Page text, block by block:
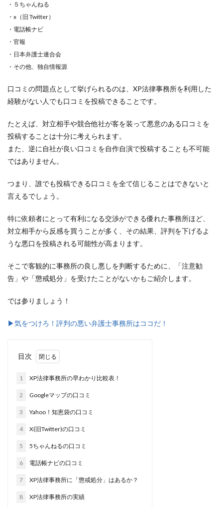
・５ちゃんねる
・x（旧 Twitter）
・電話帳ナビ
・官報
・日本弁護士連合会
・その他、独自情報源
口コミの問題点として挙げられるのは、XP法律事務所を利用した
経験がない人でも口コミを投稿できることです。
たとえば、対立相手や競合他社が客を装って悪意のある口コミを
投稿することは十分に考えられます。
また、逆に自社が良い口コミを自作自演で投稿することも不可能
ではありません。
つまり、誰でも投稿できる口コミを全て信じることはできないと
言えるでしょう。
特に依頼者にとって有利になる交渉ができる優れた事務所ほど、
対立相手から反感を買うことが多く、その結果、評判を下げるよ
うな悪口を投稿される可能性が高まります。
そこで客観的に事務所の良し悪しを判断するために、「注意勧
告」や「懲戒処分」を受けたことがないかもご紹介します。
では参りましょう！
▶︎気をつけろ！評判の悪い弁護士事務所はココだ！
目次
1 XP法律事務所の早わかり比較表！
2 Googleマップの口コミ
3 Yahoo！知恵袋の口コミ
4 X(旧Twitter)の口コミ
5 5ちゃんねるの口コミ
6 電話帳ナビの口コミ
7 XP法律事務所に「懲戒処分」はあるか？
8 XP法律事務所の実績